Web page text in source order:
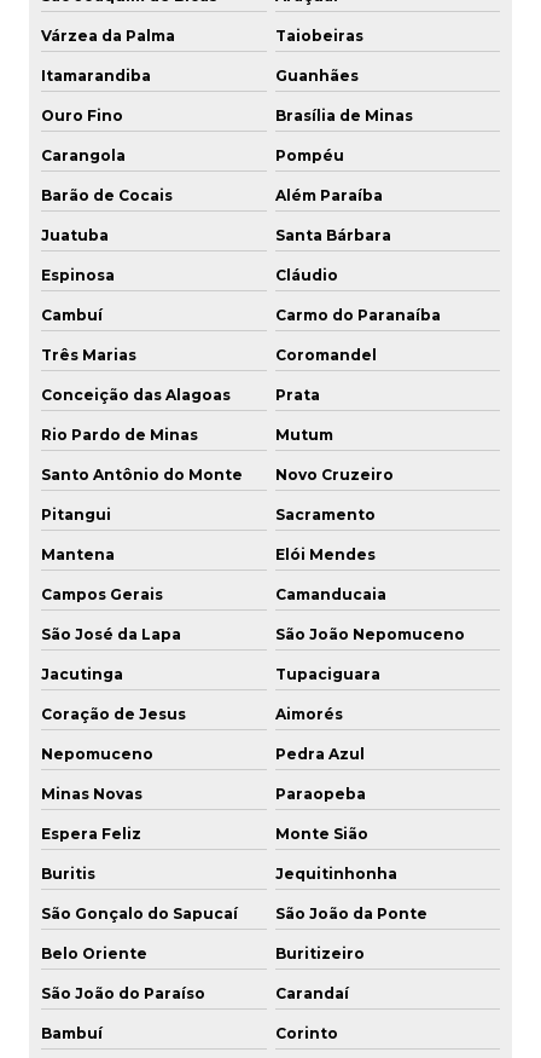
Várzea da Palma Taiobeiras
Itamarandiba Guanhães
Ouro Fino Brasília de Minas
Carangola Pompéu
Barão de Cocais Além Paraíba
Juatuba Santa Bárbara
Espinosa Cláudio
Cambuí Carmo do Paranaíba
Três Marias Coromandel
Conceição das Alagoas Prata
Rio Pardo de Minas Mutum
Santo Antônio do Monte Novo Cruzeiro
Pitangui Sacramento
Mantena Elói Mendes
Campos Gerais Camanducaia
São José da Lapa São João Nepomuceno
Jacutinga Tupaciguara
Coração de Jesus Aimorés
Nepomuceno Pedra Azul
Minas Novas Paraopeba
Espera Feliz Monte Sião
Buritis Jequitinhonha
São Gonçalo do Sapucaí São João da Ponte
Belo Oriente Buritizeiro
São João do Paraíso Carandaí
Bambuí Corinto